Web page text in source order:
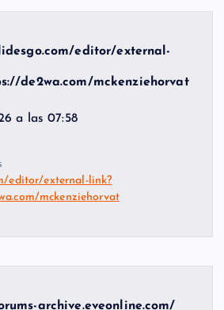
editor/external-
de2wa.com/mckenziehorvat
a las 07:58
editor/external-link?
mckenziehorvat
archive.eveonline.com/